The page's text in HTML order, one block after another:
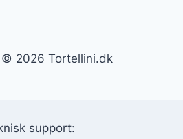
© 2026 Tortellini.dk
support: